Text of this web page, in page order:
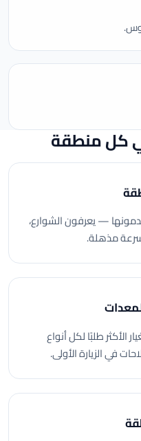
كل منطقة
— يعرفون الشوارع،
مذهلة.
الأكثر طلبًا لكل أنواع
في الزيارة الأولى.